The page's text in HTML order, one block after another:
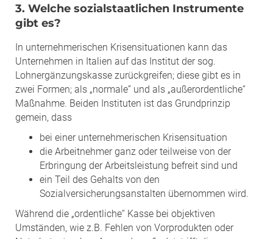
3. Welche sozialstaatlichen Instrumente
gibt es?
In unternehmerischen Krisensituationen kann das
Unternehmen in Italien auf das Institut der sog.
Lohnergänzungskasse zurückgreifen; diese gibt es in
zwei Formen; als „normale” und als „außerordentliche“
Maßnahme. Beiden Instituten ist das Grundprinzip
gemein, dass
bei einer unternehmerischen Krisensituation
die Arbeitnehmer ganz oder teilweise von der
Erbringung der Arbeitsleistung befreit sind und
ein Teil des Gehalts von den
Sozialversicherungsanstalten übernommen wird.
Während die „ordentliche“ Kasse bei objektiven
Umständen, wie z.B. Fehlen von Vorprodukten oder